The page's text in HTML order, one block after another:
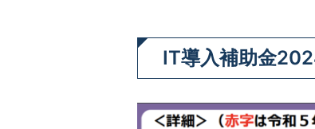
IT導入補助金